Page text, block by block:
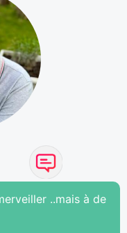
..mais à de